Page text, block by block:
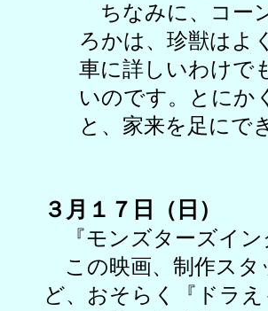
ちなみに、コー
ろかは、珍獣はよ
車に詳しいわけで
いのです。とにか
と、家来を足にで
３月１７日（日）
『モンズターズイン
この映画、制作スタ
ど、おそらく『ドラ